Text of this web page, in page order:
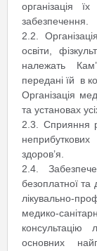
організація
забезпечення.
2.2.
освіти,
належать
передані їй в
Організація
та установах
2.3. Сприяння
здоров’я.
2.4.
безоплатної та
лікувально-
медико-
консультацію
основних